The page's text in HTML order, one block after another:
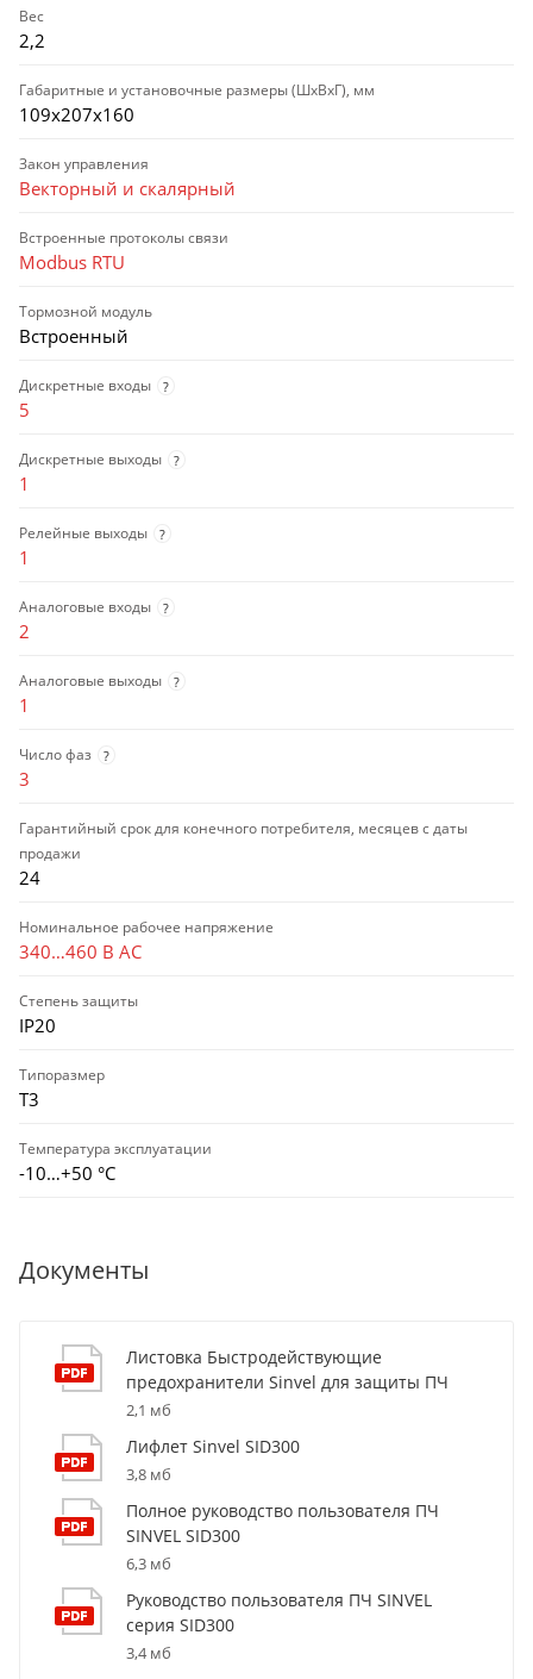
Вес
2,2
Габаритные и установочные размеры (ШхВхГ), мм
109х207х160
Закон управления
Векторный и скалярный
Встроенные протоколы связи
Modbus RTU
Тормозной модуль
Встроенный
Дискретные входы ?
5
Дискретные выходы ?
1
Релейные выходы ?
1
Аналоговые входы ?
2
Аналоговые выходы ?
1
Число фаз ?
3
Гарантийный срок для конечного потребителя, месяцев с даты
продажи
24
Номинальное рабочее напряжение
340…460 В AC
Степень защиты
IP20
Типоразмер
T3
Температура эксплуатации
-10…+50 °С
Документы
Листовка Быстродействующие
предохранители Sinvel для защиты ПЧ
2,1 мб
Лифлет Sinvel SID300
3,8 мб
Полное руководство пользователя ПЧ
SINVEL SID300
6,3 мб
Руководство пользователя ПЧ SINVEL
серия SID300
3,4 мб